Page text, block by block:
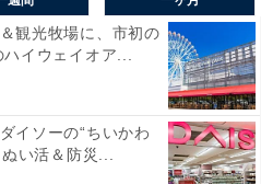
観光牧場に、市初の
イウェイオア...
イソーの“ちいかわ
い活＆防災...